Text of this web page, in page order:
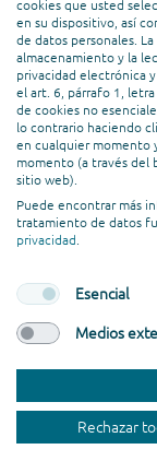
multisite,
sitios web
instalación
Webflow
Como
términos de
forma
software se
seguridad
cookies que usted
en su dispositivo, así
de datos personales.
almacenamiento y la
privacidad electrónica
el art. 6, párrafo 1, letra
de cookies no
lo contrario haciendo
en cualquier momento
momento (a través del
sitio web).
Puede encontrar más
tratamiento de datos
privacidad
Esencial
Medios
Rechazar